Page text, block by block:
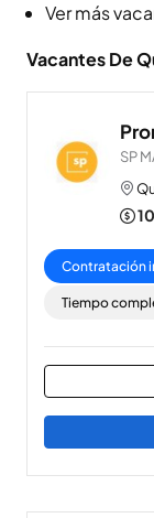
Ver más
Vacantes De
SP
Contratación
Tiempo